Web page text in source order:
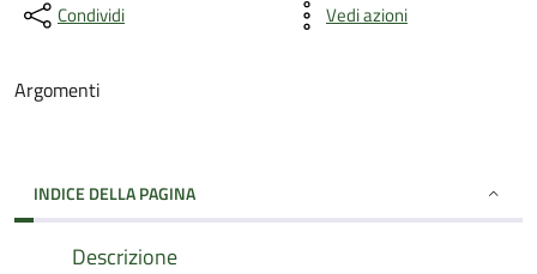
Condividi Vedi azioni
Argomenti
INDICE DELLA PAGINA
Descrizione